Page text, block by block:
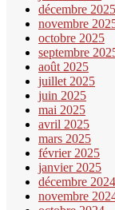
décembre 2025
novembre
octobre 2025
septembre
août 2025
juillet 2025
juin 2025
mai 2025
avril 2025
mars 2025
février 2025
janvier 2025
décembre 2024
novembre